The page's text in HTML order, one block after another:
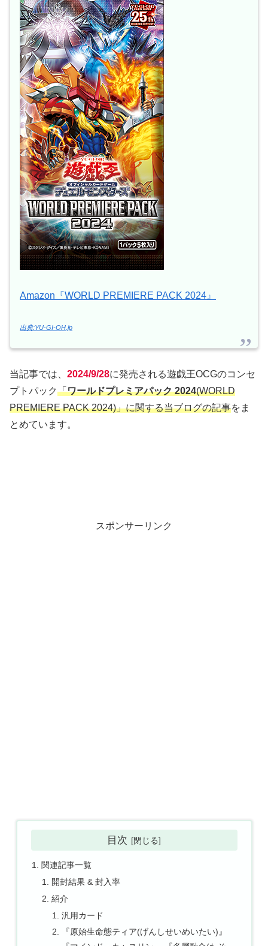
Amazon『WORLD PREMIERE PACK 2024』
出典:YU-GI-OH.jp
当記事では、 2024/9/28に発売される遊戯王OCGのコンセ
プトパック「ワールドプレミアパック 2024(WORLD
PREMIERE PACK 2024)」に関する当ブログの記事をま
とめています。
スポンサーリンク
目次
関連記事一覧
開封結果 & 封入率
紹介
汎用カード
『原始生命態ティア(げんしせいめいたい)』